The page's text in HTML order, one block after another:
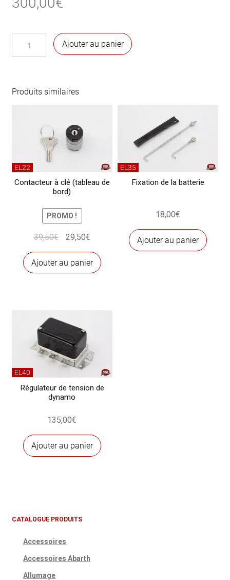
électrique
standard
Ajouter au panier
Produits similaires
EL22
Contacteur à clé (tableau de
bord)
PROMO !
39,50€
Le
prix
initial
était :
29,50€Le
prix
actuel
est :
Ajouter au panier
EL35
Fixation de la batterie
18,00€
Ajouter au panier
EL40
Régulateur de tension de
dynamo
135,00€
Ajouter au panier
CATALOGUE PRODUITS
Accessoires
Accessoires Abarth
Allumage